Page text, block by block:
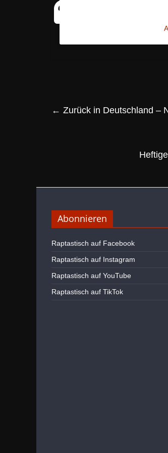
← Zurück in Deutschland –
Abonnieren
Raptastisch auf Facebook
Raptastisch auf Instagram
Raptastisch auf YouTube
Raptastisch auf TikTok